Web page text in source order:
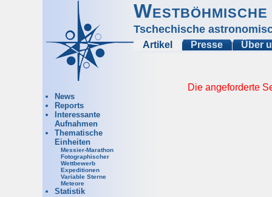
Tschechische
Artikel Presse Über
News
Reports
Interessante
Aufnahmen
Thematische
Einheiten
Messier-Marathon
Fotographischer
Wettbewerb
Expeditionen
Variable Sterne
Meteore
Statistik
Die angeforderte